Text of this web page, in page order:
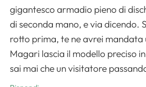
gigantesco armadio pieno di
di seconda mano, e via dicendo.
rotto prima, te ne avrei mandata
Magari lascia il modello preciso
sai mai che un visitatore